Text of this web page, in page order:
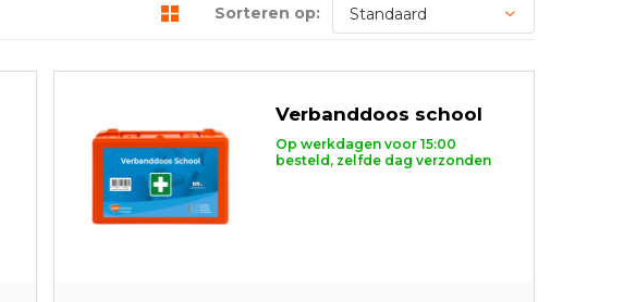
Sorteren op:
Verbanddoos school
Op werkdagen voor 15:00
besteld, zelfde dag verzonden